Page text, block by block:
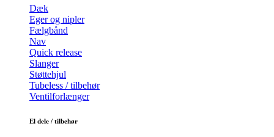
Dæk
Eger og nipler
Fælgbånd
Nav
Quick release
Slanger
Støttehjul
Tubeless / tilbehør
Ventilforlænger
El dele / tilbehør